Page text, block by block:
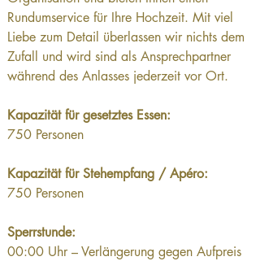
Rundumservice für Ihre Hochzeit. Mit viel
Liebe zum Detail überlassen wir nichts dem
Zufall und wird sind als Ansprechpartner
während des Anlasses jederzeit vor Ort.
Kapazität für gesetztes Essen:
750 Personen
Kapazität für Stehempfang / Apéro:
750 Personen
Sperrstunde:
00:00 Uhr – Verlängerung gegen Aufpreis